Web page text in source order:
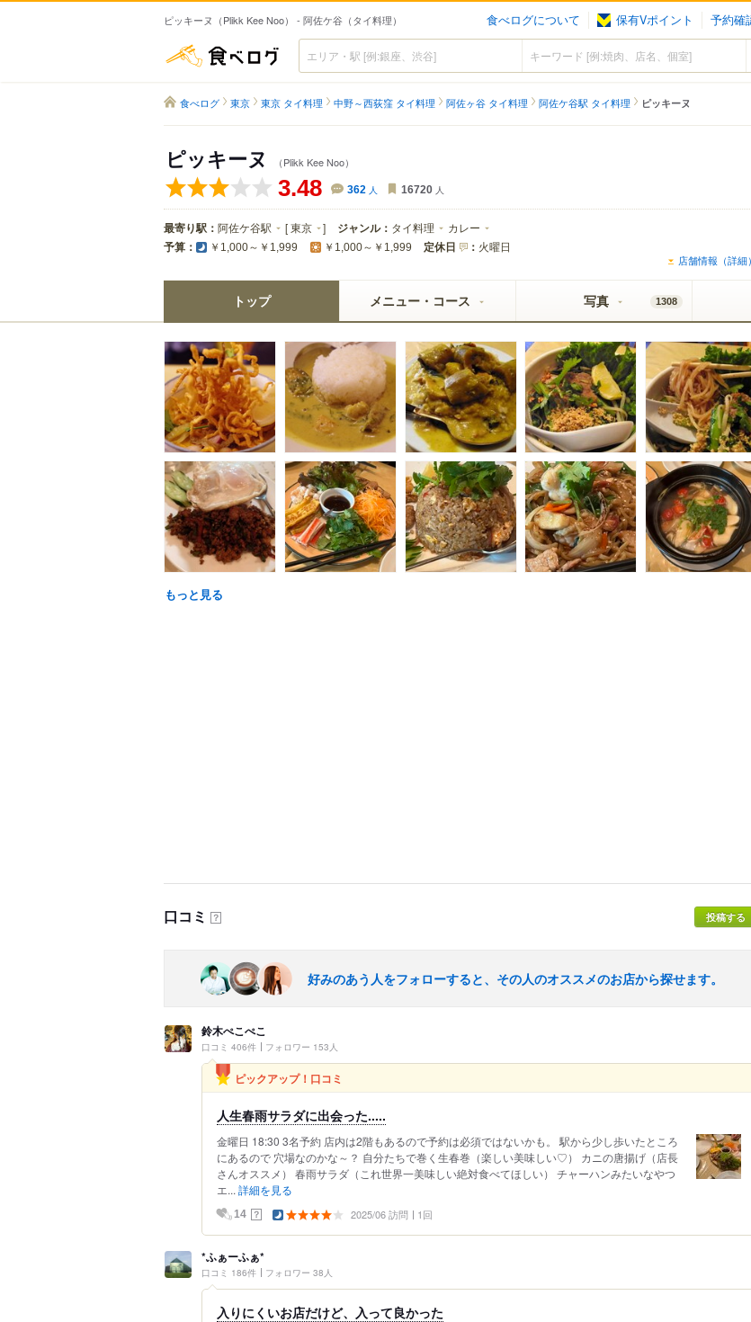
ピッキーヌ（Plikk Kee Noo） - 阿佐ケ谷（タイ料理） 食べログについて 保有Vポイント 予約確
食べログ
食べログ 東京 東京 タイ料理 中野～西荻窪 タイ料理 阿佐ヶ谷 タイ料理 阿佐ケ谷駅 タイ料理 ピッキーヌ
ピッキーヌ （Plikk Kee Noo）
3.48 362 人 16720 人
最寄り駅： 阿佐ケ谷駅 [東京 ] ジャンル： タイ料理 カレー
予算： ￥1,000～￥1,999 ￥1,000～￥1,999 定休日 ： 火曜日
店舗情報（詳細）
トップ メニュー・コース 写真 1308
もっと見る
口コミ ？ 投稿する
好みのあう人をフォローすると、その人のオススメのお店から探せます。
鈴木ぺこぺこ
口コミ 406件 フォロワー 153人
ピックアップ！口コミ
人生春雨サラダに出会った.....
金曜日 18:30 3名予約 店内は2階もあるので予約は必須ではないかも。 駅から少し歩いたところ
にあるので 穴場なのかな～？ 自分たちで巻く生春巻（楽しい美味しい♡） カニの唐揚げ（店長
さんオススメ） 春雨サラダ（これ世界一美味しい絶対食べてほしい） チャーハンみたいなやつ
エ... 詳細を見る
14 ？ 2025/06 訪問 1回
*ふぁーふぁ*
口コミ 186件 フォロワー 38人
入りにくいお店だけど、入って良かった